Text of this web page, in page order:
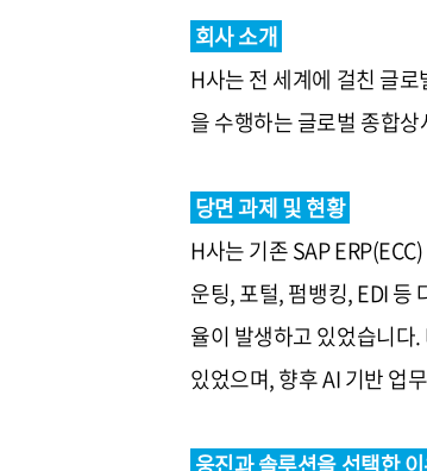
회사 소개
H사는 전 세계에 걸친 글
을 수행하는 글로벌 종합
당면 과제 및 현황
H사는 기존 SAP
운팅, 포털, 펌뱅킹, EDI 등
율이 발생하고 있었습니다
있었으며, 향후 AI 기반 업
웅진과 솔루션을 선택한